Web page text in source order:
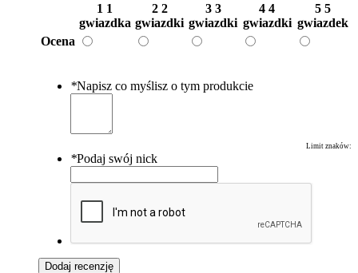
1 1
gwiazdka
2 2
gwiazdki
3 3
gwiazdki
4 4
gwiazdki
5 5
gwiazdek
Ocena
*Napisz co myślisz o tym produkcie
Limit znaków:
*Podaj swój nick
Dodaj recenzję